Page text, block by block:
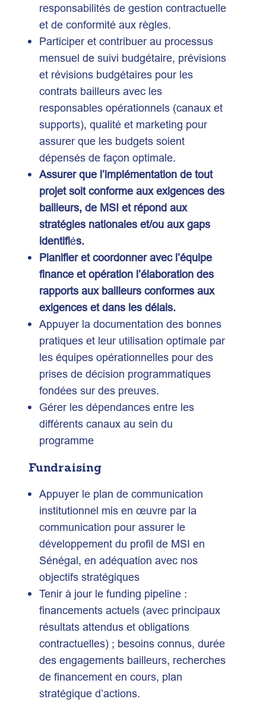
responsabilités de gestion contractuelle
et de conformité aux règles.
Participer et contribuer au processus
mensuel de suivi budgétaire, prévisions
et révisions budgétaires pour les
contrats bailleurs avec les
responsables opérationnels (canaux et
supports), qualité et marketing pour
assurer que les budgets soient
dépensés de façon optimale.
Assurer que l’implémentation de tout
projet soit conforme aux exigences des
bailleurs, de MSI et répond aux
stratégies nationales et/ou aux gaps
identifiés.
Planifier et coordonner avec l’équipe
finance et opération l’élaboration des
rapports aux bailleurs conformes aux
exigences et dans les délais.
Appuyer la documentation des bonnes
pratiques et leur utilisation optimale par
les équipes opérationnelles pour des
prises de décision programmatiques
fondées sur des preuves.
Gérer les dépendances entre les
différents canaux au sein du
programme
Fundraising
Appuyer le plan de communication
institutionnel mis en œuvre par la
communication pour assurer le
développement du profil de MSI en
Sénégal, en adéquation avec nos
objectifs stratégiques
Tenir à jour le funding pipeline :
financements actuels (avec principaux
résultats attendus et obligations
contractuelles) ; besoins connus, durée
des engagements bailleurs, recherches
de financement en cours, plan
stratégique d’actions.